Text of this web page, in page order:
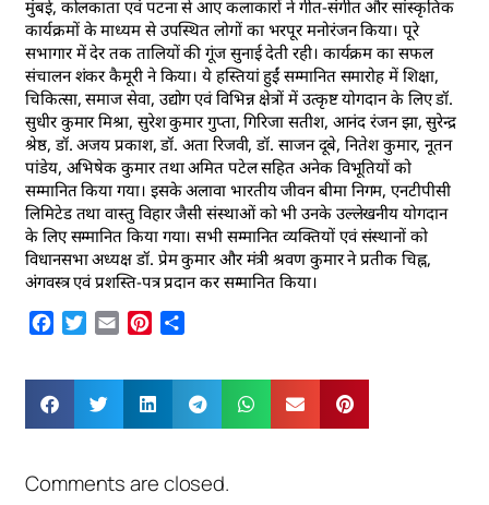
मुंबई, कोलकाता एवं पटना से आए कलाकारों ने गीत-संगीत और सांस्कृतिक
कार्यक्रमों के माध्यम से उपस्थित लोगों का भरपूर मनोरंजन किया। पूरे
सभागार में देर तक तालियों की गूंज सुनाई देती रही। कार्यक्रम का सफल
संचालन शंकर कैमूरी ने किया। ये हस्तियां हुईं सम्मानित समारोह में शिक्षा,
चिकित्सा, समाज सेवा, उद्योग एवं विभिन्न क्षेत्रों में उत्कृष्ट योगदान के लिए डॉ.
सुधीर कुमार मिश्रा, सुरेश कुमार गुप्ता, गिरिजा सतीश, आनंद रंजन झा, सुरेन्द्र
श्रेष्ठ, डॉ. अजय प्रकाश, डॉ. अता रिजवी, डॉ. साजन दूबे, नितेश कुमार, नूतन
पांडेय, अभिषेक कुमार तथा अमित पटेल सहित अनेक विभूतियों को
सम्मानित किया गया। इसके अलावा भारतीय जीवन बीमा निगम, एनटीपीसी
लिमिटेड तथा वास्तु विहार जैसी संस्थाओं को भी उनके उल्लेखनीय योगदान
के लिए सम्मानित किया गया। सभी सम्मानित व्यक्तियों एवं संस्थानों को
विधानसभा अध्यक्ष डॉ. प्रेम कुमार और मंत्री श्रवण कुमार ने प्रतीक चिह्न,
अंगवस्त्र एवं प्रशस्ति-पत्र प्रदान कर सम्मानित किया।
Facebook
Twitter
Email Pinterest
Comments are closed.